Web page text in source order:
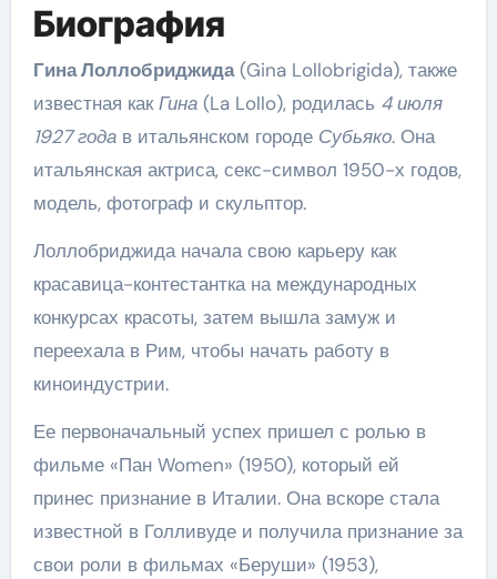
Биография
Гина Лоллобриджида(Gina Lollobrigida), также
известная какГина(La Lollo), родилась 4 июля
1927 годав итальянском городе Субьяко. Она
итальянская актриса, секс-символ 1950-х годов,
модель, фотограф и скульптор.
Лоллобриджида начала свою карьеру как
красавица-контестантка на международных
конкурсах красоты, затем вышла замуж и
переехала в Рим, чтобы начать работу в
киноиндустрии.
Ее первоначальный успех пришел с ролью в
фильме «Пан Women» (1950), который ей
принес признание в Италии. Она вскоре стала
известной в Голливуде и получила признание за
свои роли в фильмах «Беруши» (1953),